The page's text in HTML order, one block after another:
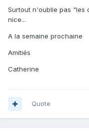
Surtout n'oublie pas "les
nice...
A la semaine prochaine
Amitiés
Catherine
Quote